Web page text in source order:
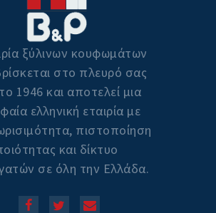
ξύλινων κουφωμάτων
στο πλευρό σας
1946 και αποτελεί μια
ελληνική εταιρία με
πιστοποίηση
και δίκτυο
σε όλη την Ελλάδα.